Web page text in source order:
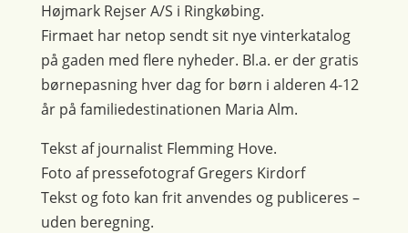
Højmark Rejser A/S i Ringkøbing.
Firmaet har netop sendt sit nye vinterkatalog
på gaden med flere nyheder. Bl.a. er der gratis
børnepasning hver dag for børn i alderen 4-12
år på familiedestinationen Maria Alm.
Tekst af journalist Flemming Hove.
Foto af pressefotograf Gregers Kirdorf
Tekst og foto kan frit anvendes og publiceres –
uden beregning.